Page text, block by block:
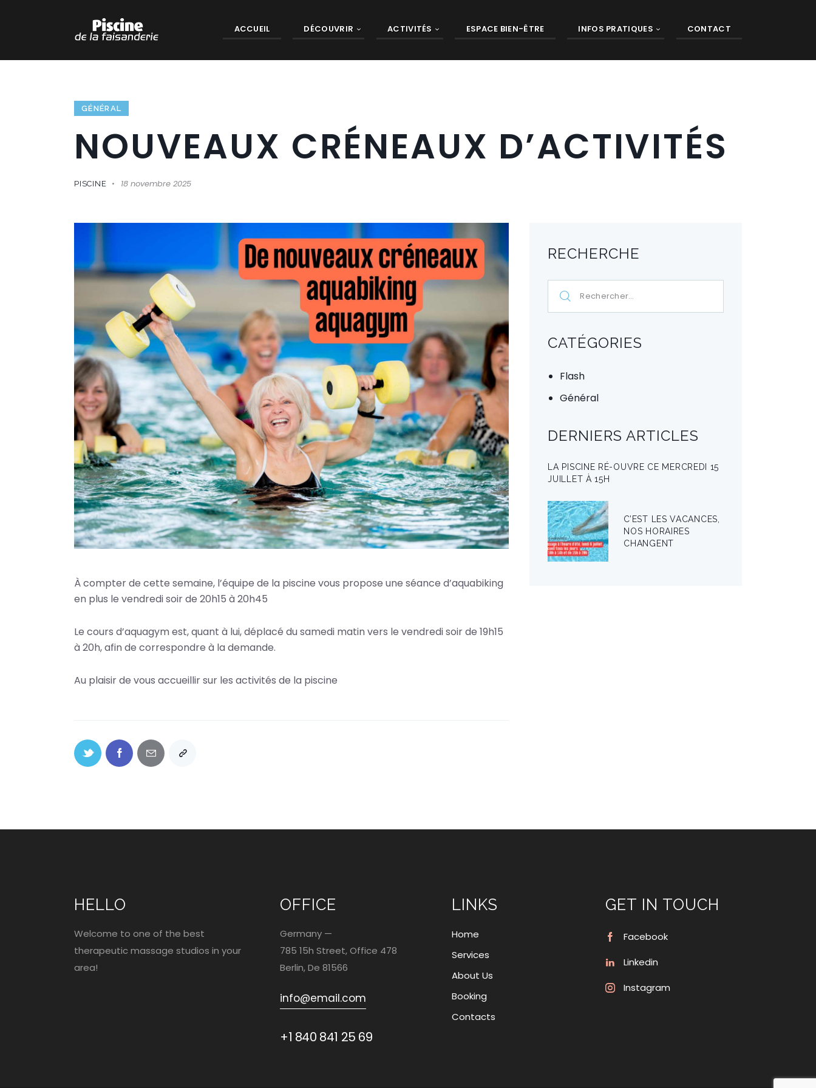
ACCUEIL DÉCOUVRIR ACTIVITÉS ESPACE BIEN-ÊTRE INFOS PRATIQUES CONTACT
GÉNÉRAL
NOUVEAUX CRÉNEAUX D’ACTIVITÉS
PISCINE 18 novembre 2025
À compter de cette semaine, l’équipe de la piscine vous propose une séance d’aquabiking
en plus le vendredi soir de 20h15 à 20h45
Le cours d’aquagym est, quant à lui, déplacé du samedi matin vers le vendredi soir de 19h15
à 20h, afin de correspondre à la demande.
Au plaisir de vous accueillir sur les activités de la piscine
RECHERCHE
CATÉGORIES
Flash
Général
DERNIERS ARTICLES
LA PISCINE RÉ-OUVRE CE MERCREDI 15
JUILLET À 15H
C’EST LES VACANCES,
NOS HORAIRES
CHANGENT
HELLO
Welcome to one of the best
therapeutic massage studios in your
area!
OFFICE
Germany —
785 15h Street, Office 478
Berlin, De 81566
info@email.com
+1 840 841 25 69
LINKS
Home
Services
About Us
Booking
Contacts
GET IN TOUCH
Facebook
Linkedin
Instagram